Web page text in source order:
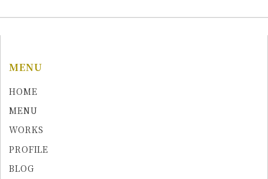
MENU
HOME
MENU
WORKS
PROFILE
BLOG